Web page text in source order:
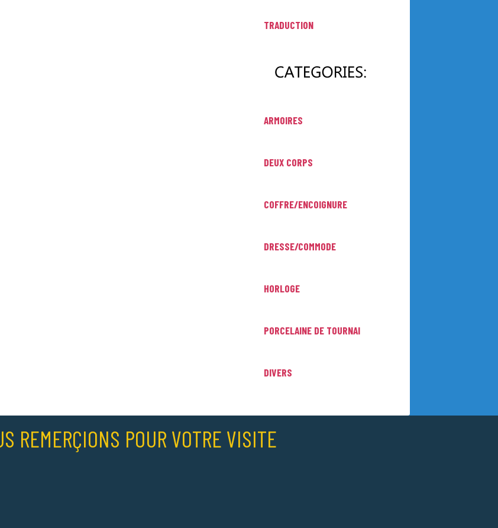
TRADUCTION
ARMOIRES
DEUX CORPS
COFFRE/ENCOIGNURE
DRESSE/COMMODE
HORLOGE
PORCELAINE DE TOURNAI
DIVERS
REMERÇIONS POUR VOTRE VISITE